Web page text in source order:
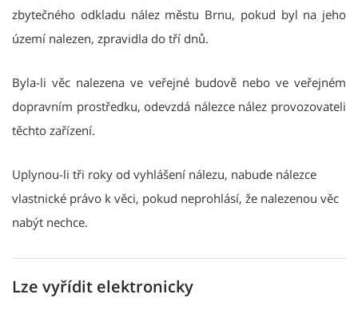
zbytečného odkladu nález městu Brnu, pokud byl na jeho
území nalezen, zpravidla do tří dnů.
Byla-li věc nalezena ve veřejné budově nebo ve veřejném
dopravním prostředku, odevzdá nálezce nález provozovateli
těchto zařízení.
Uplynou-li tři roky od vyhlášení nálezu, nabude nálezce
vlastnické právo k věci, pokud neprohlásí, že nalezenou věc
nabýt nechce.
Lze vyřídit elektronicky